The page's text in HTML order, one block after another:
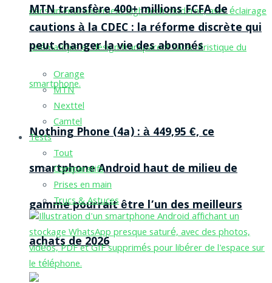
Nothing Phone (4a) : à 449,95 €, ce
smartphone Android haut de milieu de
gamme pourrait être l’un des meilleurs
achats de 2026
MTN transfère 400+ millions FCFA de
cautions à la CDEC : la réforme discrète qui
peut changer la vie des abonnés
Orange
MTN
Nexttel
Camtel
Tests
Tout
Comparatifs
Prises en main
Trucs & Astuces